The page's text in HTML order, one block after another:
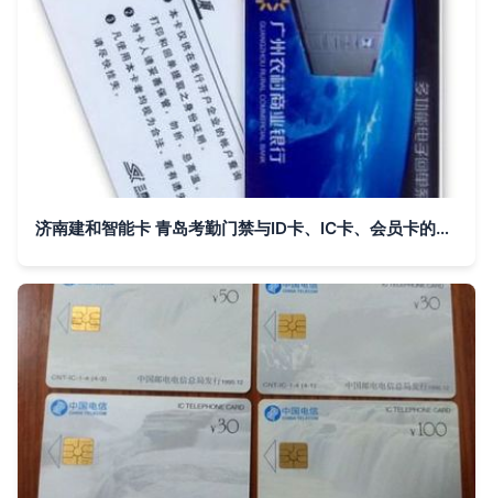
济南建和智能卡 青岛考勤门禁与ID卡、IC卡、会员卡的专业厂家